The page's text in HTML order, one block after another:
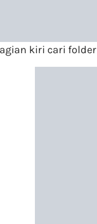
kiri cari folder